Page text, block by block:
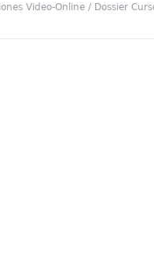
Video-Online / Dossier